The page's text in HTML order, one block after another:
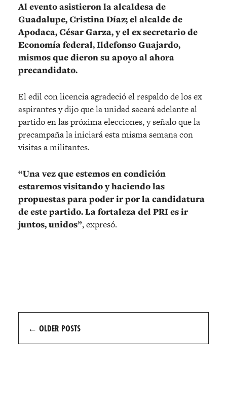
Al evento asistieron la alcaldesa de
Guadalupe, Cristina Díaz; el alcalde de
Apodaca, César Garza, y el ex secretario de
Economía federal, Ildefonso Guajardo,
mismos que dieron su apoyo al ahora
precandidato.
El edil con licencia agradeció el respaldo de los ex
aspirantes y dijo que la unidad sacará adelante al
partido en las próxima elecciones, y señalo que la
precampaña la iniciará esta misma semana con
visitas a militantes.
“Una vez que estemos en condición
estaremos visitando y haciendo las
propuestas para poder ir por la candidatura
de este partido. La fortaleza del PRI es ir
juntos, unidos”, expresó.
Posts
navigation
← OLDER POSTS